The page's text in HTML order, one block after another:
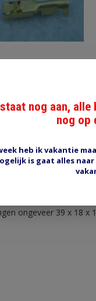
en female
op Japanse
ongeveer 39 x 18
nog aan,
nog op
heb ik vakantie
is gaat alles